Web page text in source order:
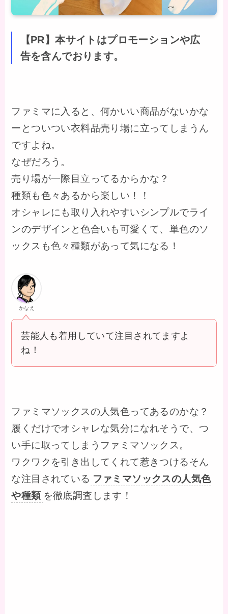
【PR】本サイトはプロモーションや広
告を含んでおります。
ファミマに入ると、何かいい商品がないかな
ーとついつい衣料品売り場に立ってしまうん
ですよね。
なぜだろう。
売り場が一際目立ってるからかな？
種類も色々あるから楽しい！！
オシャレにも取り入れやすいシンプルでライ
ンのデザインと色合いも可愛くて、単色のソ
ックスも色々種類があって気になる！
かなえ
芸能人も着用していて注目されてますよ
ね！
ファミマソックスの人気色ってあるのかな？
履くだけでオシャレな気分になれそうで、つ
い手に取ってしまうファミマソックス。
ワクワクを引き出してくれて惹きつけるそん
な注目されている ファミマソックスの人気色
や種類 を徹底調査します！